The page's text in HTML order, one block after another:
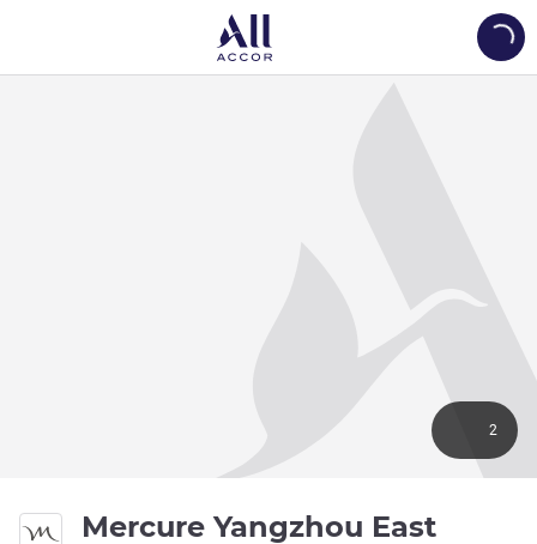
Mercure Yangzhou East
2